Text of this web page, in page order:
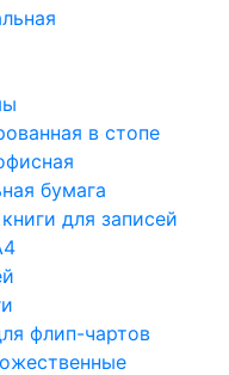
в стопе
бумага
для записей
флип-чартов